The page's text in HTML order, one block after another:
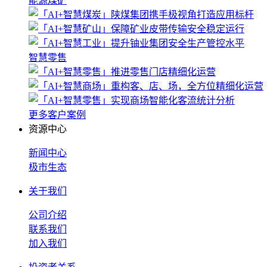
智慧零售
更多客户案例
资源中心
新闻中心
极市生态
关于我们
公司介绍
联系我们
加入我们